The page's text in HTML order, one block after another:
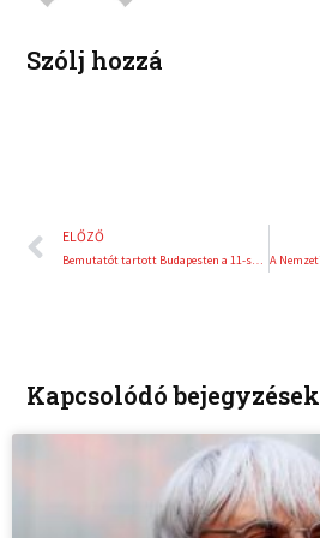
Szólj hozzá
Előző
ELŐZŐ
Bemutatót tartott Budapesten a 11-szeres motoros teremtriál világbajnok
Kapcsolódó bejegyzések